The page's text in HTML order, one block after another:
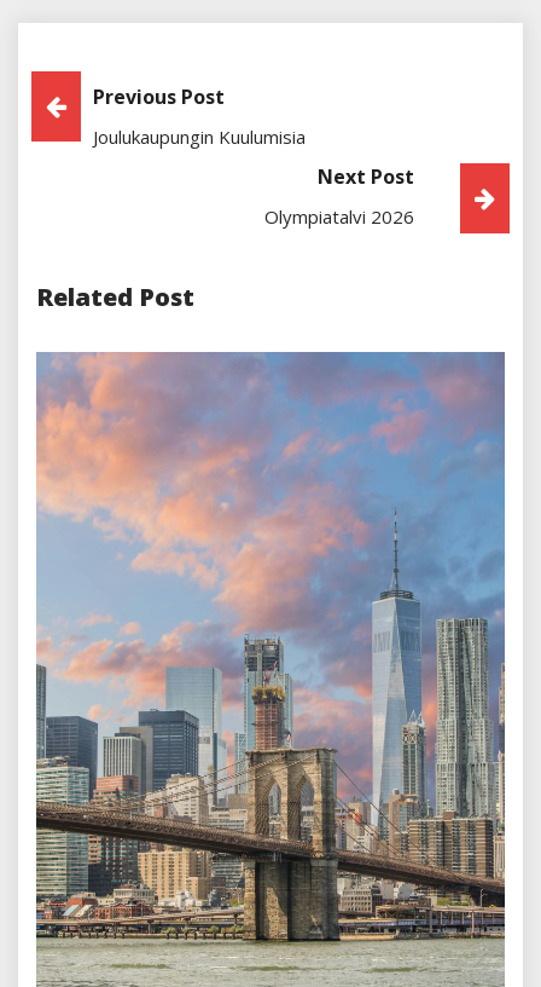
Artikkelien
Selaus
Previous Post
Joulukaupungin Kuulumisia
Next Post
Olympiatalvi 2026
Related Post